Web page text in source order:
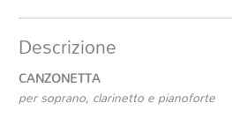
Descrizione
CANZONETTA
per soprano, clarinetto e pianoforte